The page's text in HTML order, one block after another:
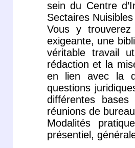
sein du Centre
Sectaires
Vous y
exigeante, une
véritable travail
rédaction et la
en lien avec la
questions
différentes
réunions de
Modalités
présentiel,